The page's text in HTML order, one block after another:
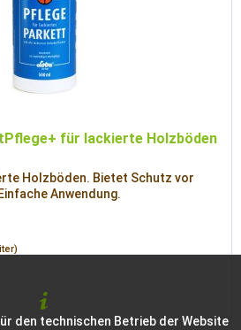
für lackierte Holzböden
Holzböden. Bietet Schutz vor
Anwendung.
den technischen Betrieb der Website